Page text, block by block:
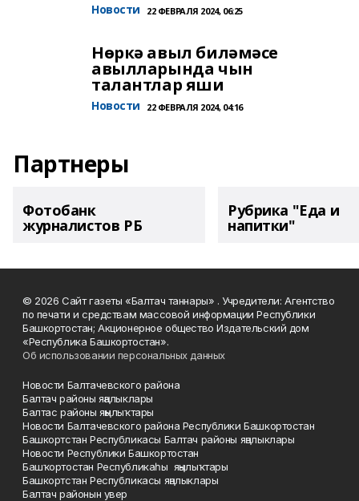
Новости 22 ФЕВРАЛЯ 2024, 06:25
Нөркә авыл биләмәсе
авылларында чын
талантлар яши
Новости 22 ФЕВРАЛЯ 2024, 04:16
Партнеры
Фотобанк
журналистов РБ
Рубрика "Еда и
напитки"
© 2026 Сайт газеты «Балтач таннары» . Учредители: Агентство
по печати и средствам массовой информации Республики
Башкортостан; Акционерное общество Издательский дом
«Республика Башкортостан».
Об использовании персональных данных
Новости Балтачевского района
Балтач районы яңалыклары
Балтас районы яңылыҡтары
Новости Балтачевского района Республики Башкортостан
Башкортстан Республикасы Балтач районы яңалыклары
Новости Республики Башкортостан
Башҡортостан Республикаһы яңылыҡтары
Башкортстан Республикасы яңалыклары
Балтач районын увер